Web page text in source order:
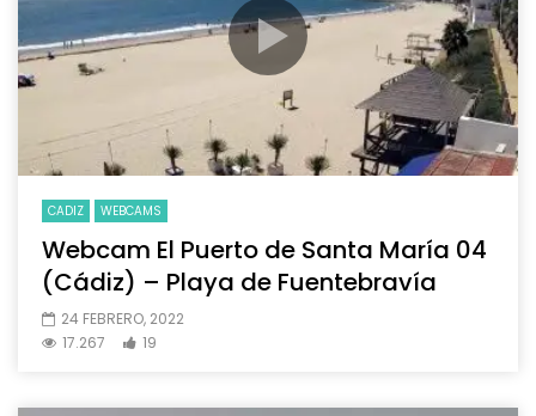
CADIZ WEBCAMS
Webcam El Puerto de Santa María 04
(Cádiz) – Playa de Fuentebravía
24 FEBRERO, 2022
17.267
19